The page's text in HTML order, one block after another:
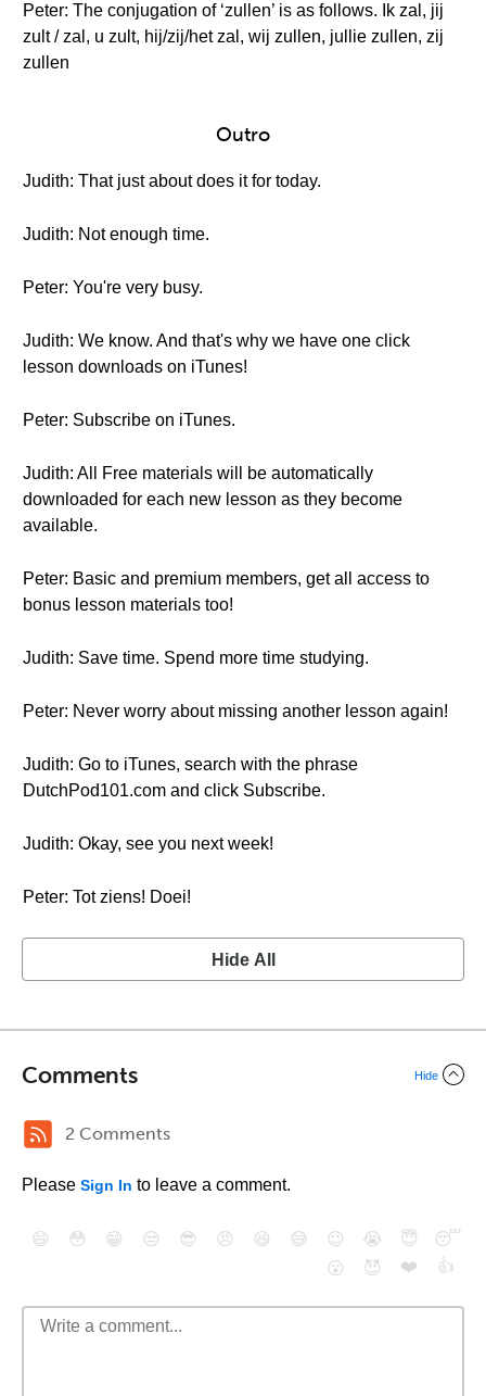
Peter: The conjugation of ‘zullen’ is as follows. Ik zal, jij
zult / zal, u zult, hij/zij/het zal, wij zullen, jullie zullen, zij
zullen
Outro
Judith: That just about does it for today.
Judith: Not enough time.
Peter: You're very busy.
Judith: We know. And that's why we have one click
lesson downloads on iTunes!
Peter: Subscribe on iTunes.
Judith: All Free materials will be automatically
downloaded for each new lesson as they become
available.
Peter: Basic and premium members, get all access to
bonus lesson materials too!
Judith: Save time. Spend more time studying.
Peter: Never worry about missing another lesson again!
Judith: Go to iTunes, search with the phrase
DutchPod101.com and click Subscribe.
Judith: Okay, see you next week!
Peter: Tot ziens! Doei!
Hide All
Comments Hide
2 Comments
Please Sign In to leave a comment.
😄 😳 😁 😒 😎 😠 😆 😅 😉 😭 😇
😴
😮
😈 ❤️ 👍